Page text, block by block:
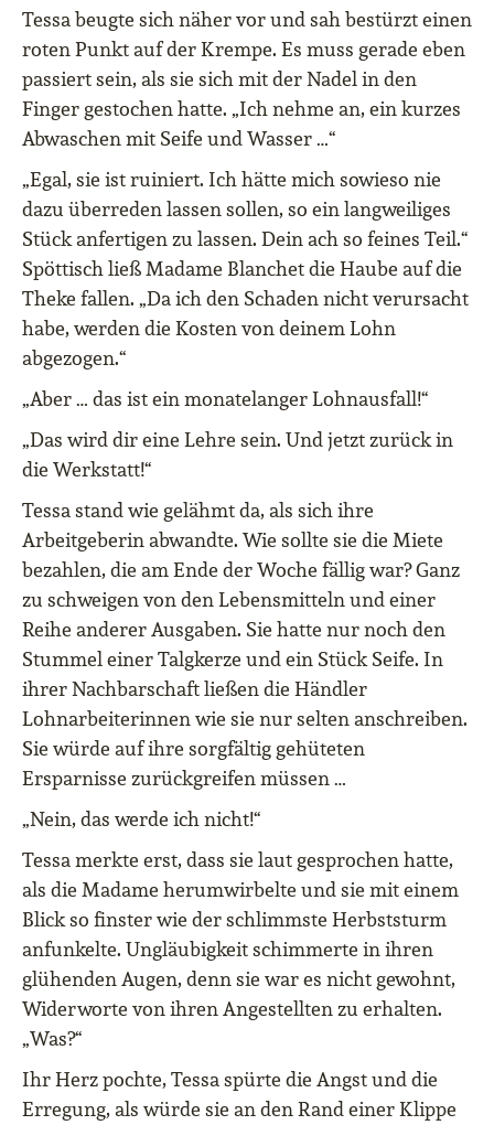
Tessa beugte sich näher vor und sah bestürzt einen
roten Punkt auf der Krempe. Es muss gerade eben
passiert sein, als sie sich mit der Nadel in den
Finger gestochen hatte. „Ich nehme an, ein kurzes
Abwaschen mit Seife und Wasser …“
„Egal, sie ist ruiniert. Ich hätte mich sowieso nie
dazu überreden lassen sollen, so ein langweiliges
Stück anfertigen zu lassen. Dein ach so feines Teil.“
Spöttisch ließ Madame Blanchet die Haube auf die
Theke fallen. „Da ich den Schaden nicht verursacht
habe, werden die Kosten von deinem Lohn
abgezogen.“
„Aber … das ist ein monatelanger Lohnausfall!“
„Das wird dir eine Lehre sein. Und jetzt zurück in
die Werkstatt!“
Tessa stand wie gelähmt da, als sich ihre
Arbeitgeberin abwandte. Wie sollte sie die Miete
bezahlen, die am Ende der Woche fällig war? Ganz
zu schweigen von den Lebensmitteln und einer
Reihe anderer Ausgaben. Sie hatte nur noch den
Stummel einer Talgkerze und ein Stück Seife. In
ihrer Nachbarschaft ließen die Händler
Lohnarbeiterinnen wie sie nur selten anschreiben.
Sie würde auf ihre sorgfältig gehüteten
Ersparnisse zurückgreifen müssen …
„Nein, das werde ich nicht!“
Tessa merkte erst, dass sie laut gesprochen hatte,
als die Madame herumwirbelte und sie mit einem
Blick so finster wie der schlimmste Herbststurm
anfunkelte. Ungläubigkeit schimmerte in ihren
glühenden Augen, denn sie war es nicht gewohnt,
Widerworte von ihren Angestellten zu erhalten.
„Was?“
Ihr Herz pochte, Tessa spürte die Angst und die
Erregung, als würde sie an den Rand einer Klippe